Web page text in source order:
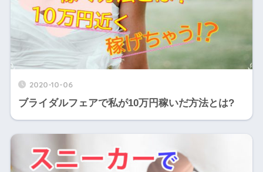
2020-10-06
ブライダルフェアで私が10万円稼いだ方法とは?